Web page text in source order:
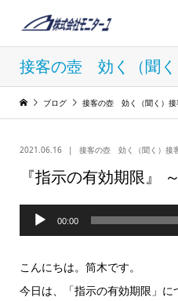
接客の壺 効く（聞く
ブログ 接客の壺 効く（聞く）接
2021.06.16 接客の壺 効く（聞く）接
『指示の有効期限』
声
プ
レ
00:00
こんにちは。筒木です。
今日は、「指示の有効期限」に